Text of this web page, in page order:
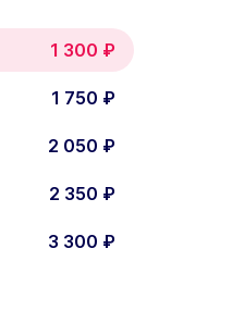
1 300 ₽
1 750 ₽
2 050 ₽
2 350 ₽
3 300 ₽